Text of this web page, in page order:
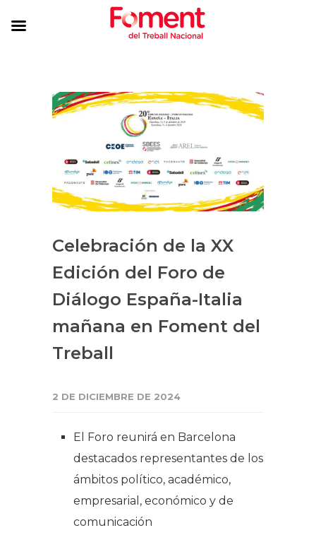
Celebración de la XX
Edición del Foro de
Diálogo España-Italia
mañana en Foment del
Treball
2 DE DICIEMBRE DE 2024
El Foro reunirá en Barcelona
destacados representantes de los
ámbitos político, académico,
empresarial, económico y de
comunicación